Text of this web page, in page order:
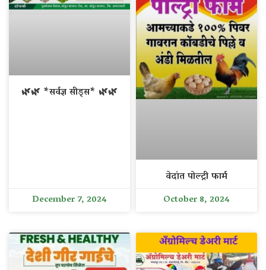
🌿🌿 *सर्वज्ञ सीड्स* 🌿🌿
December 7, 2024
वेदांत पोल्ट्री फार्म
October 8, 2024